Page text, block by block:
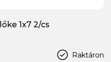
1x7 2/cs
Raktáron